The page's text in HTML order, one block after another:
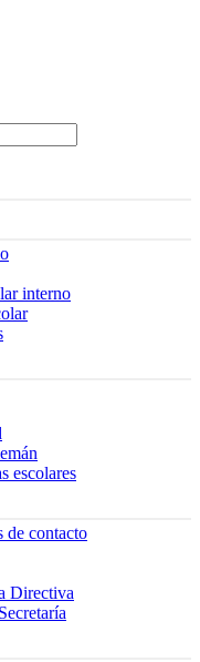
interno
escolares
de contacto
Directiva